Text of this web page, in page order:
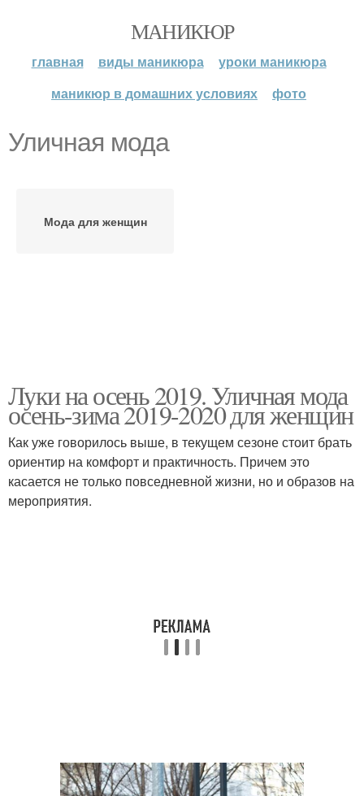
МАНИКЮР
главная виды маникюра
уроки маникюра
маникюр в домашних условиях
фото
Уличная мода
Мода для женщин
Луки на осень 2019. Уличная мода
осень-зима 2019-2020 для женщин
Как уже говорилось выше, в текущем сезоне стоит брать
ориентир на комфорт и практичность. Причем это
касается не только повседневной жизни, но и образов на
мероприятия.